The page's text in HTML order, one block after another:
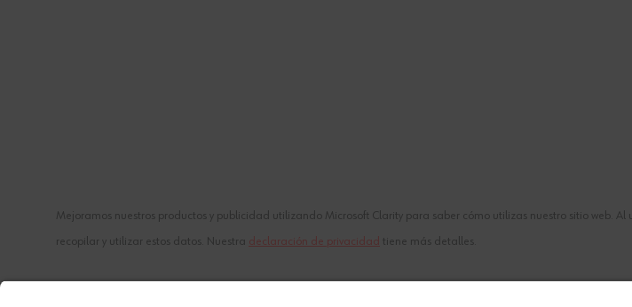
Mejoramos nuestros productos y publicidad utilizando Microsoft Clarity para saber cómo utilizas nuestro sitio web.
recopilar y utilizar estos datos. Nuestra declaración de privacidad tiene más detalles.